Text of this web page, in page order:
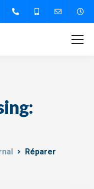
Réparer